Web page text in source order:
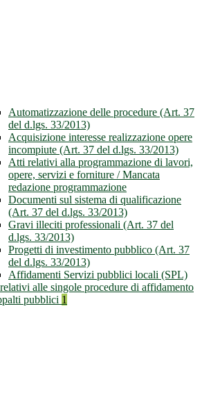
Automatizzazione delle procedure (Art. 37
del d.lgs. 33/2013)
Acquisizione interesse realizzazione opere
incompiute (Art. 37 del d.lgs. 33/2013)
Atti relativi alla programmazione di lavori,
opere, servizi e forniture / Mancata
redazione programmazione
Documenti sul sistema di qualificazione
(Art. 37 del d.lgs. 33/2013)
Gravi illeciti professionali (Art. 37 del
d.lgs. 33/2013)
Progetti di investimento pubblico (Art. 37
del d.lgs. 33/2013)
Affidamenti Servizi pubblici locali (SPL)
alle singole procedure di affidamento
pubblici 1